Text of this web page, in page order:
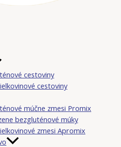
cestoviny
cestoviny
múčne zmesi Promix
bezgluténové múky
zmesi Apromix